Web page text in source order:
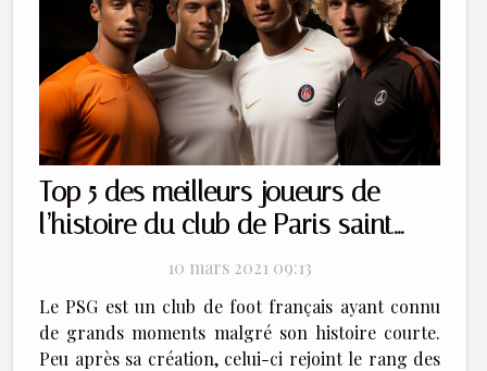
Top 5 des meilleurs joueurs de
l’histoire du club de Paris saint
10 mars 2021 09:13
Le PSG est un club de foot français ayant connu
de grands moments malgré son histoire courte.
Peu après sa création, celui-ci rejoint le rang des